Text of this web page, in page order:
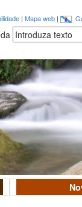
| Mapa web |